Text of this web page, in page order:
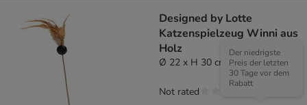
Designed by Lotte
Katzenspielzeug Winni aus
Holz
Ø 22 x H 30 cm
Der niedrigste
Preis der letzten
30 Tage vor dem
Rabatt
Not rated